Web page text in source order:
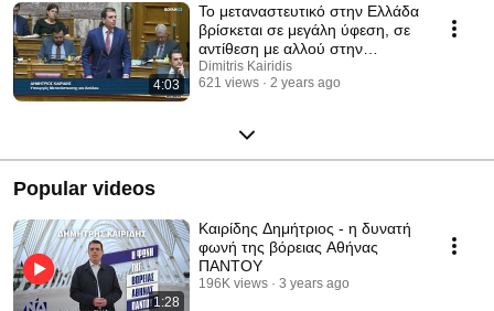
4:03
Το μεταναστευτικό στην Ελλάδα
βρίσκεται σε μεγάλη ύφεση, σε
αντίθεση με αλλού στην
Ευρώπη
Dimitris Kairidis
621 views
2 years ago
Popular videos
1:28
Καιρίδης Δημήτριος - η δυνατή
φωνή της βόρειας Αθήνας
ΠΑΝΤΟΥ
196K views 3 years ago